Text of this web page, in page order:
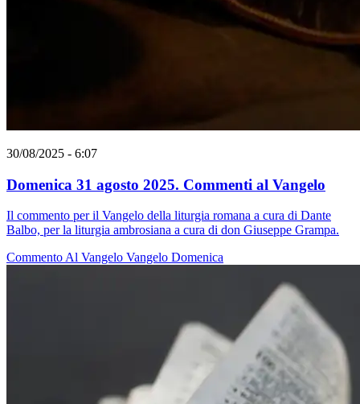
30/08/2025 - 6:07
Domenica 31 agosto 2025. Commenti al Vangelo
Il commento per il Vangelo della liturgia romana a cura di Dante
Balbo, per la liturgia ambrosiana a cura di don Giuseppe Grampa.
Commento Al Vangelo Vangelo Domenica